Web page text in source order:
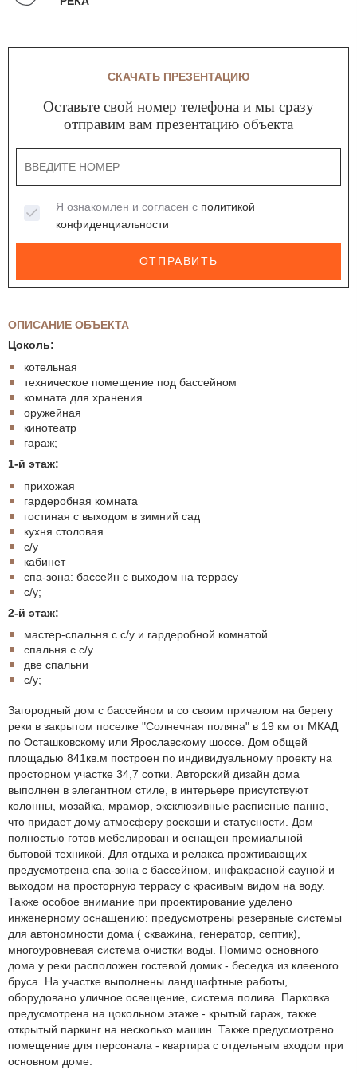
ОПИСАНИЕ ОБЪЕКТА
Цоколь:
котельная
техническое помещение под бассейном
комната для хранения
оружейная
кинотеатр
гараж;
1-й этаж:
прихожая
гардеробная комната
гостиная с выходом в зимний сад
кухня столовая
с/у
кабинет
спа-зона: бассейн с выходом на террасу
с/у;
2-й этаж:
мастер-спальня с с/у и гардеробной комнатой
спальня с с/у
две спальни
с/у;
Загородный дом с бассейном и со своим причалом на берегу
реки в закрытом поселке "Солнечная поляна" в 19 км от МКАД
по Осташковскому или Ярославскому шоссе. Дом общей
площадью 841кв.м построен по индивидуальному проекту на
просторном участке 34,7 сотки. Авторский дизайн дома
выполнен в элегантном стиле, в интерьере присутствуют
колонны, мозайка, мрамор, эксклюзивные расписные панно,
что придает дому атмосферу роскоши и статусности. Дом
полностью готов мебелирован и оснащен премиальной
бытовой техникой. Для отдыха и релакса прожтивающих
предусмотрена спа-зона с бассейном, инфакрасной сауной и
выходом на просторную террасу с красивым видом на воду.
Также особое внимание при проектирование уделено
инженерному оснащению: предусмотрены резервные системы
для автономности дома ( скважина, генератор, септик),
многоуровневая система очистки воды. Помимо основного
дома у реки расположен гостевой домик - беседка из клееного
бруса. На участке выполнены ландшафтные работы,
оборудовано уличное освещение, система полива. Парковка
предусмотрена на цокольном этаже - крытый гараж, также
открытый паркинг на несколько машин. Также предусмотрено
помещение для персонала - квартира с отдельным входом при
основном доме.
СКАЧАТЬ ПРЕЗЕНТАЦИЮ
Оставьте свой номер телефона и мы сразу
отправим вам презентацию объекта
Я ознакомлен и согласен с политикой
конфиденциальности
ОТПРАВИТЬ